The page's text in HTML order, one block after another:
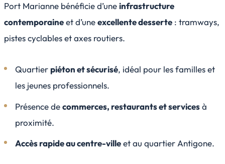
Port Marianne bénéficie d’uneinfrastructure
contemporaineet d’uneexcellente desserte : tramways,
pistes cyclables et axes routiers.
Quartier piéton et sécurisé, idéal pour les familles et
les jeunes professionnels.
Présence decommerces, restaurants et servicesà
proximité.
Accès rapide au centre-villeet au quartier Antigone.